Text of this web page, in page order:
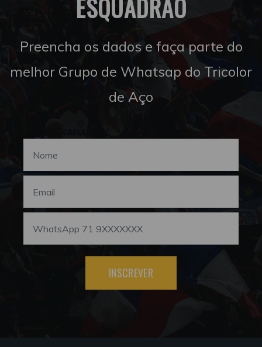
ESQUADRÃO
Preencha os dados e faça parte do
melhor Grupo de Whatsap do Tricolor
de Aço
INSCREVER